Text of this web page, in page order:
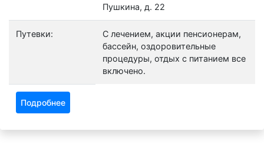
Пушкина, д. 22
Путевки:
С лечением, акции пенсионерам,
бассейн, оздоровительные
процедуры, отдых с питанием все
включено.
Подробнее